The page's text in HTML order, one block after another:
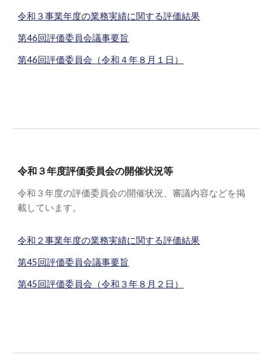
令和３事業年度の業務実績に関する評価結果
第46回評価委員会議事要旨
第46回評価委員会（令和４年８月１日）
令和 ３年度評価委員会の開催状況等
令和 ３年度の評価委員会の開催状況、審議内容などを掲
載しています。
令和２事業年度の業務実績に関する評価結果
第45回評価委員会議事要旨
第45回評価委員会（令和３年８月２日）